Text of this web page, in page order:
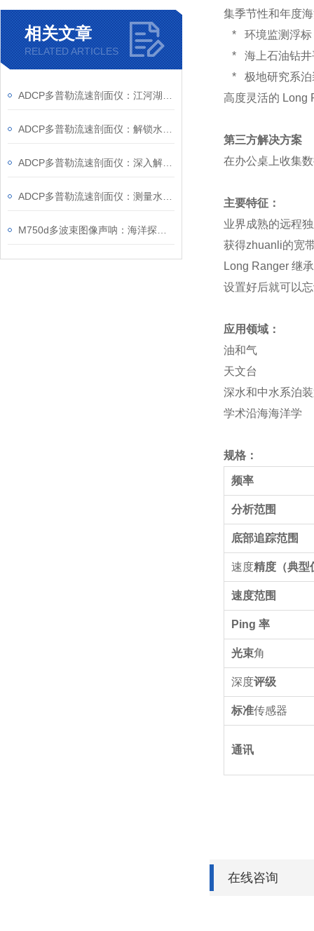
相关文章
RELATED ARTICLES
集季节性和年度
* 环境监测浮标
* 海上石油钻井
* 极地研究系泊
高度灵活的 Long
第三方解决方案
在办公桌上收集
主要特征：
业界成熟的远程
获得zhuanli的宽
Long Ranger 继
设置好后就可以
应用领域：
油和气
天文台
深水和中水系泊
学术沿海海洋学
规格：
频率
分析范围
底部追踪范围
速度精度（典型
速度范围
Ping 率
光束角
深度评级
标准传感器
通讯
在线咨询